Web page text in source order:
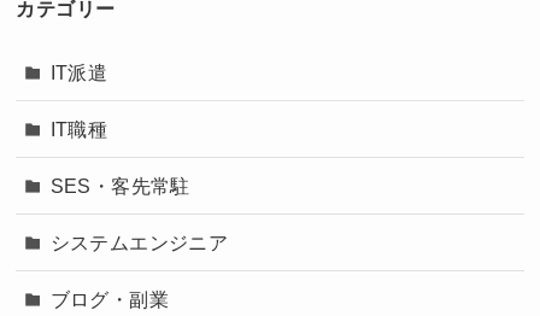
カテゴリー
IT派遣
IT職種
SES・客先常駐
システムエンジニア
ブログ・副業